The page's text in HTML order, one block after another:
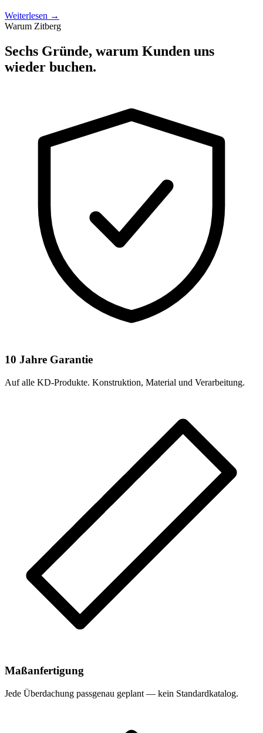
Weiterlesen →
Warum Zitberg
Sechs Gründe, warum Kunden uns
wieder buchen.
10 Jahre Garantie
Auf alle KD-Produkte. Konstruktion, Material und Verarbeitung.
Maßanfertigung
Jede Überdachung passgenau geplant — kein Standardkatalog.